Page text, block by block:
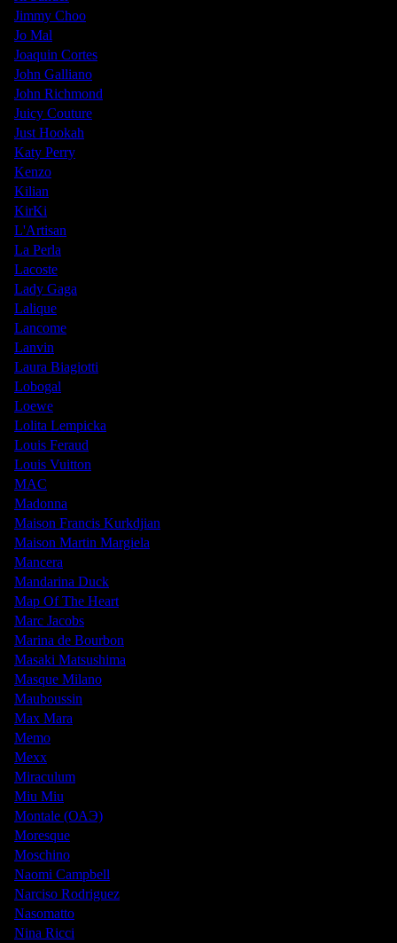
Jimmy Choo
Jo Mal
Joaquin Cortes
John Galliano
John Richmond
Juicy Couture
Just Hookah
Katy Perry
Kenzo
Kilian
KirKi
L'Artisan
La Perla
Lacoste
Lady Gaga
Lalique
Lancome
Lanvin
Laura Biagiotti
Lobogal
Loewe
Lolita Lempicka
Louis Feraud
Louis Vuitton
MAC
Madonna
Maison Francis Kurkdjian
Maison Martin Margiela
Mancera
Mandarina Duck
Map Of The Heart
Marc Jacobs
Marina de Bourbon
Masaki Matsushima
Masque Milano
Mauboussin
Max Mara
Memo
Mexx
Miraculum
Miu Miu
Montale (ОАЭ)
Moresque
Moschino
Naomi Campbell
Narciso Rodriguez
Nasomatto
Nina Ricci